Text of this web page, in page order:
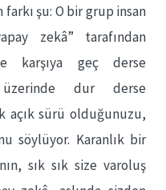
şu: O bir grup insan
zekâ” tarafından
karşıya geç derse
üzerinde dur derse
açık sürü olduğunuzu,
söylüyor. Karanlık bir
sık sık size varoluş